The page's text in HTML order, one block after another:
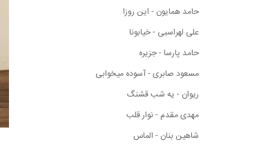
حامد همایون - این روزا
علی لهراسبی - خیابونا
حامد پارسا - جزیره
مسعود صابری - آسوده میخوابی
ریوان - یه شب قشنگ
مهدی مقدم - نوار قلب
شاهین بنان - الماس